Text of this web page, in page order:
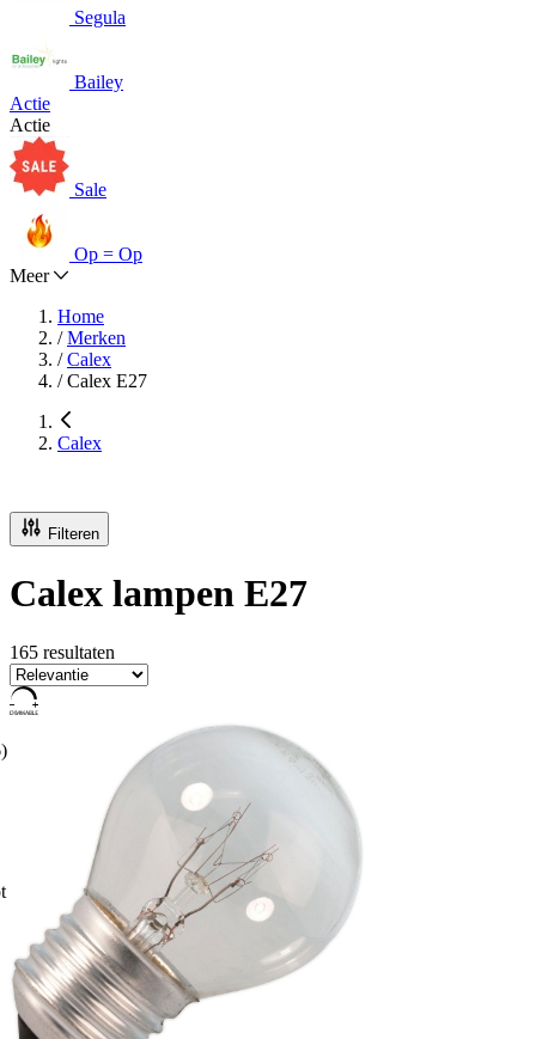
Segula
Bailey
Actie
Actie
Sale
Op = Op
Meer
Home
/ Merken
/ Calex
/ Calex E27
Calex
Filteren
Calex lampen E27
165 resultaten